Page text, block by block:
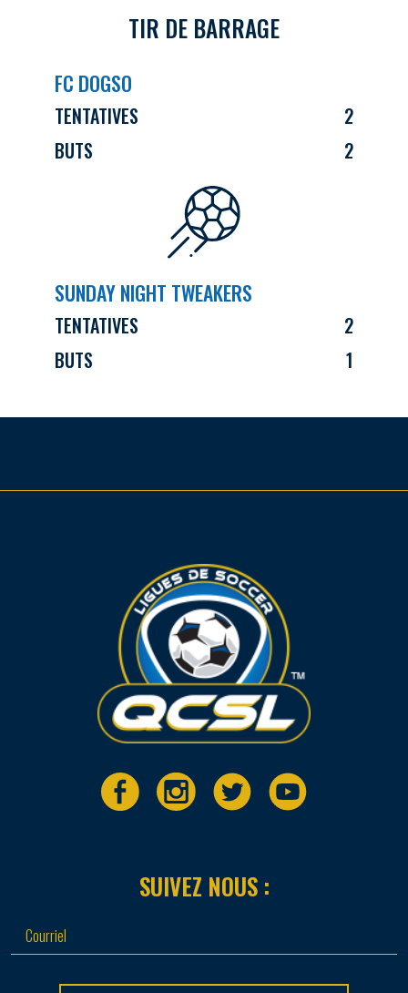
TIR DE BARRAGE
FC DOGSO
TENTATIVES
2
BUTS
2
SUNDAY NIGHT TWEAKERS
2
TENTATIVES
1
BUTS
SUIVEZ NOUS :